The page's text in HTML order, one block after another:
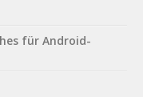
für Android-